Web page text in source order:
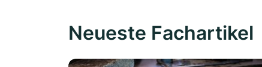
Neueste Fachartikel